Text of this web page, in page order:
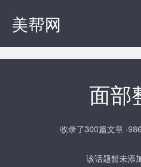
美帮网
面部
收录了300篇文章
该话题暂未添